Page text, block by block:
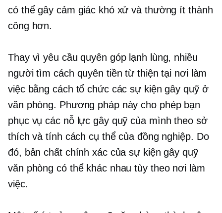
có thể gây cảm giác khó xử và thường ít thành
công hơn.
Thay vì yêu cầu quyên góp lạnh lùng, nhiều
người tìm cách quyên tiền từ thiện tại nơi làm
việc bằng cách tổ chức các sự kiện gây quỹ ở
văn phòng. Phương pháp này cho phép bạn
phục vụ các nỗ lực gây quỹ của mình theo sở
thích và tính cách cụ thể của đồng nghiệp. Do
đó, bản chất chính xác của sự kiện gây quỹ
văn phòng có thể khác nhau tùy theo nơi làm
việc.